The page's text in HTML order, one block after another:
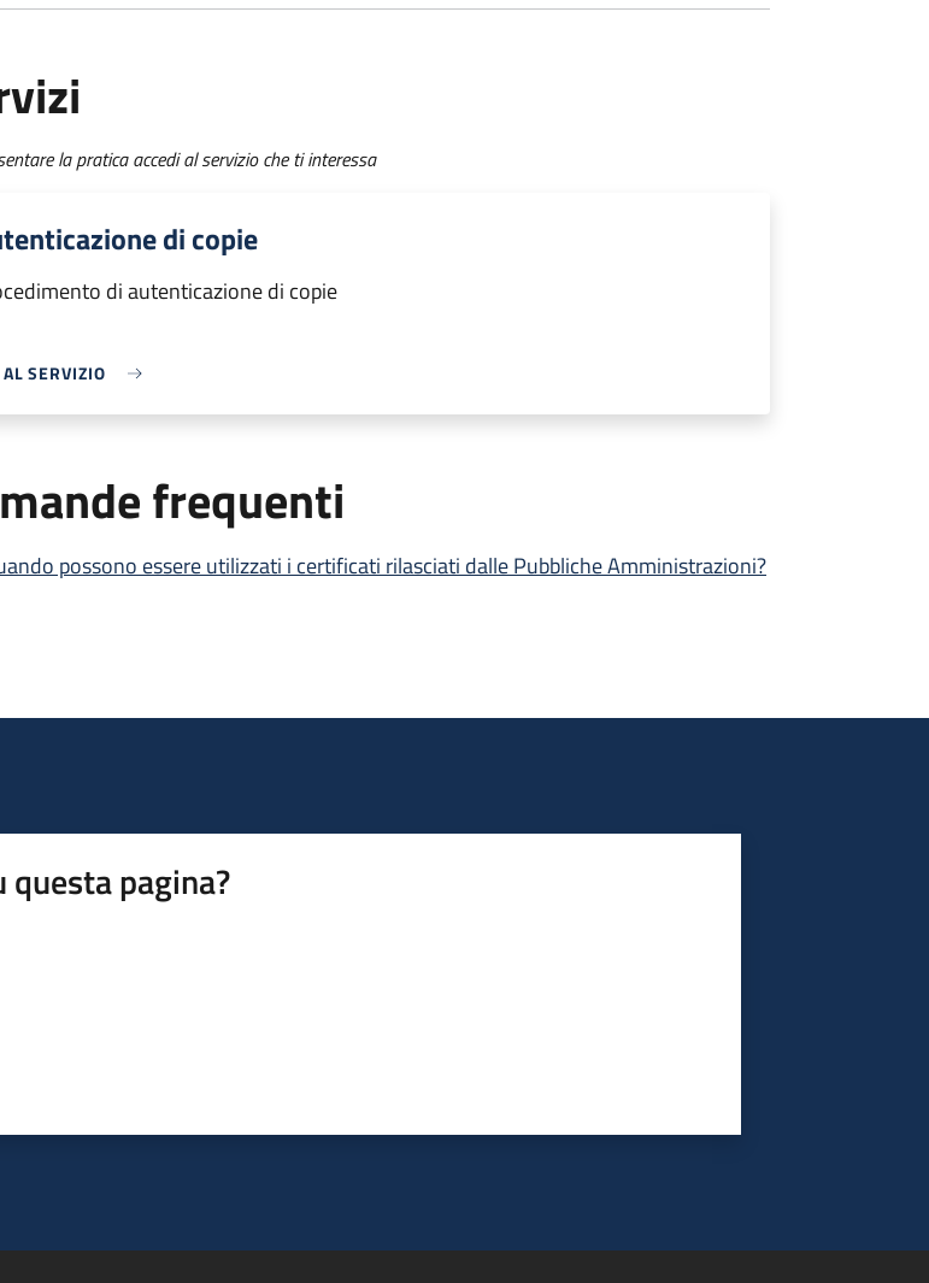
la pratica accedi al servizio che ti interessa
di copie
di autenticazione di copie
SERVIZIO
frequenti
possono essere utilizzati i certificati rilasciati dalle Pubbliche Amministrazioni?
pagina?